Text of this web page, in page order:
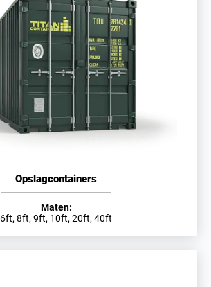
Opslagcontainers
Maten:
6ft, 8ft, 9ft, 10ft, 20ft, 40ft